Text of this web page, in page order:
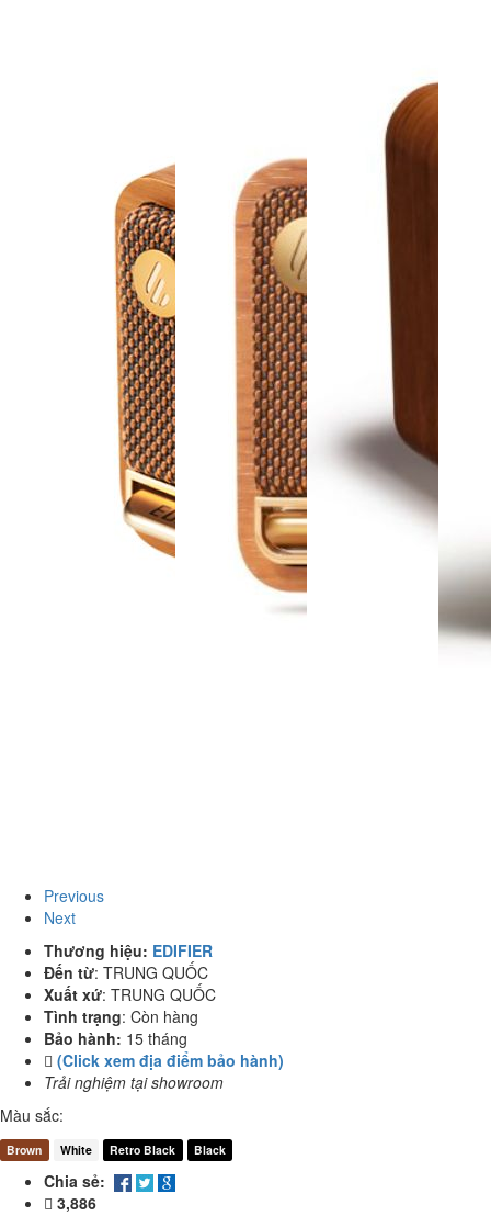
Previous
Next
Thương hiệu: EDIFIER
Đến từ: TRUNG QUỐC
Xuất xứ: TRUNG QUỐC
Tình trạng: Còn hàng
Bảo hành: 15 tháng
(Click xem địa điểm bảo hành)
Trải nghiệm tại showroom
Màu sắc:
Brown White Retro Black Black
Chia sẻ:
3,886